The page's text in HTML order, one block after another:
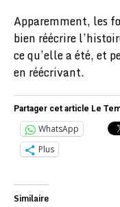
Apparemment, les
bien réécrire
ce qu’elle a été, et
en réécrivant.
Partager cet article Le
WhatsApp
Plus
Similaire